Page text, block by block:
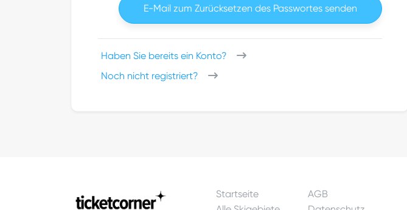
E-Mail zum Zurücksetzen des Passwortes senden
Haben Sie bereits ein Konto?
Noch nicht registriert?
Startseite
AGB